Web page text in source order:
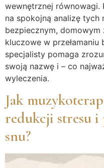
wewnętrznej równowagi.
na spokojną analizę tych
bezpiecznym,
kluczowe w
specjalisty pomaga
swoją nazwę i – co
wyleczenia.
Jak
redukcji stresu i
snu?